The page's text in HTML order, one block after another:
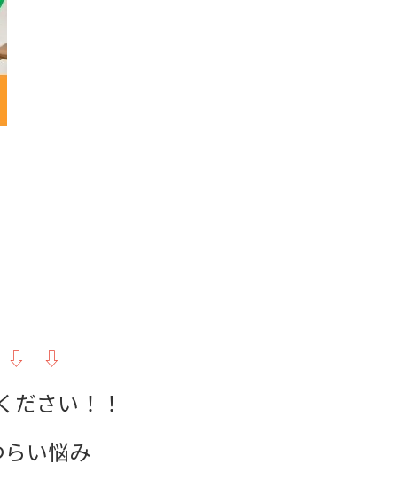
⇩ ⇩
ださい！！
らい悩み